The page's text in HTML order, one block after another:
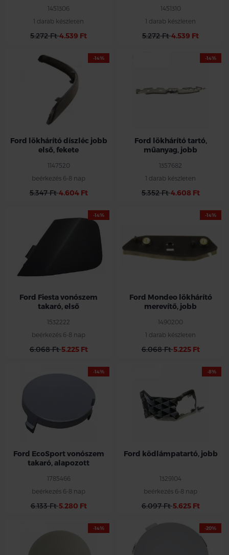
1451306
1 darab készleten
5.272 Ft4.539 Ft
1451310
1 darab készleten
5.272 Ft4.539 Ft
-14%
Ford lökhárító díszléc jobb
első, fekete
1147520
beérkezés 6-8 nap
5.347 Ft4.604 Ft
-14%
Ford lökhárító tartó,
műanyag, jobb
1357682
1 darab készleten
5.352 Ft4.608 Ft
-14%
Ford Fiesta vonószem
takaró, első
1532222
beérkezés 6-8 nap
6.068 Ft5.225 Ft
-14%
Ford Mondeo lökhárító
merevítő, jobb
1490200
1 darab készleten
6.068 Ft5.225 Ft
-14%
Ford EcoSport vonószem
takaró, alapozott
1785466
beérkezés 6-8 nap
6.133 Ft5.280 Ft
-8%
Ford ködlámpatartó, jobb
1329104
beérkezés 6-8 nap
6.097 Ft5.625 Ft
-14% -20%